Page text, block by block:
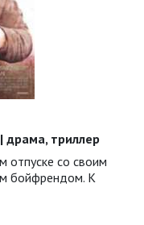
драма, триллер
отпуске со своим
бойфрендом. К